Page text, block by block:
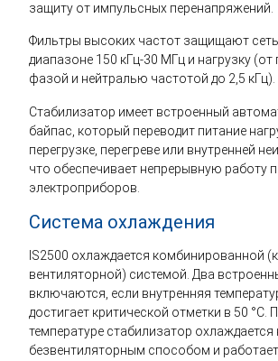
защиту от импульсных перенапряжений.
Фильтры высоких частот защищают
диапазоне 150 кГц-30 МГц и нагрузку
фазой и нейтралью частотой до 2,5 кГц).
Стабилизатор имеет встроенный
байпас, который переводит питание
перегрузке, перегреве или внутренней
что обеспечивает непрерывную работу
электроприборов.
Система охлаждения
IS2500 охлаждается комбинированной
вентиляторной) системой. Два
включаются, если внутренняя
достигает критической отметки в 50 °C.
температуре стабилизатор
безвентиляторным способом и